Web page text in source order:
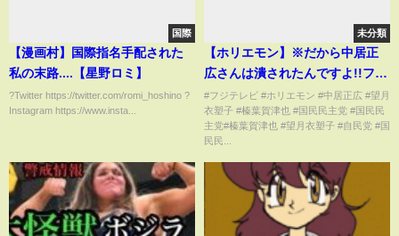
国際
【漫画村】国際指名手配された
私の末路....【星野ロミ】
?Twitter https://twitter.com/romi_hoshino ?
Instagram https://www.insta...
未分類
【ホリエモン】※だから中居正
広さんは潰されたんですよ!!フジ
テレビ会見で明らかになった史
上最大のタブー....ショッキング
な内容なので覚悟して聞いてく
衣塑子]
#フジテレビ #ホリエモン #中居正広 #望月
衣塑子 #榛葉賀津也 #国民民主党 #国民民
主党#榛葉賀津也 #望月衣塑子 #自民党 #国
民民...